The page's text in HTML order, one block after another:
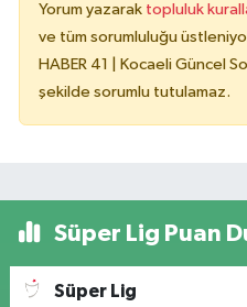
Yorum yazarak topluluk
ve tüm sorumluluğu
HABER 41 | Kocaeli Güncel
şekilde sorumlu tutulamaz.
Süper Lig Puan
Süper Lig